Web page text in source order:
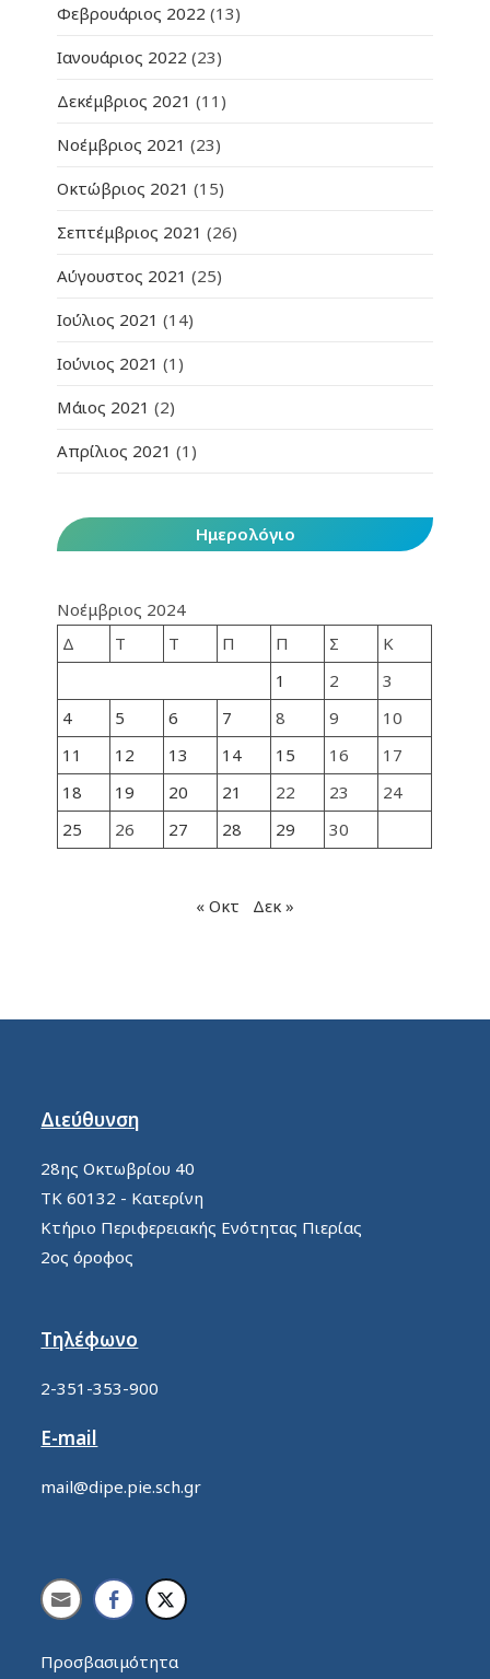
Φεβρουάριος 2022 (13)
Ιανουάριος 2022 (23)
Δεκέμβριος 2021 (11)
Νοέμβριος 2021 (23)
Οκτώβριος 2021 (15)
Σεπτέμβριος 2021 (26)
Αύγουστος 2021 (25)
Ιούλιος 2021 (14)
Ιούνιος 2021 (1)
Μάιος 2021 (2)
Απρίλιος 2021 (1)
Ημερολόγιο
Νοέμβριος 2024
Δ
Τ Τ Π Π Σ
Κ
1
2
3
4
5 6 7 8 9
10
11
12 13 14 15 16
17
18
19 20 21 22 23
24
25
26 27 28 29 30
« Οκτ Δεκ »
Διεύθυνση
28ης Οκτωβρίου 40
ΤΚ 60132 - Κατερίνη
Κτήριο Περιφερειακής Ενότητας Πιερίας
2ος όροφος
Τηλέφωνο
2-351-353-900
E-mail
mail@dipe.pie.sch.gr
Προσβασιμότητα